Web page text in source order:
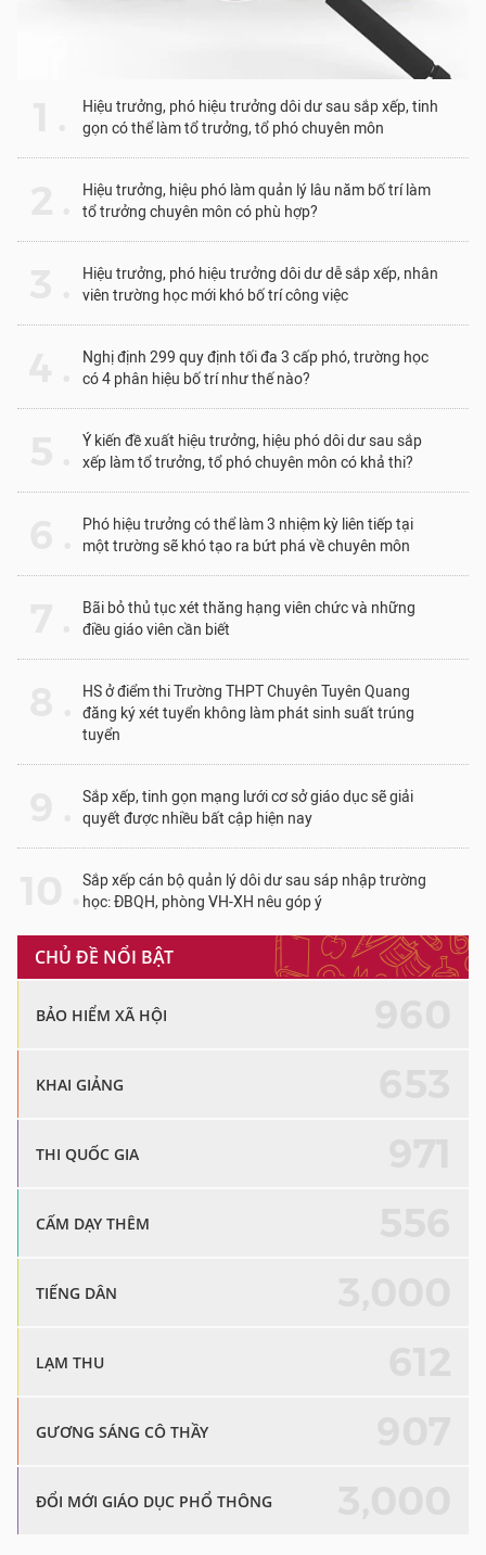
Hiệu trưởng, phó hiệu trưởng dôi dư sau sắp xếp, tinh
gọn có thể làm tổ trưởng, tổ phó chuyên môn
Hiệu trưởng, hiệu phó làm quản lý lâu năm bố trí làm
tổ trưởng chuyên môn có phù hợp?
Hiệu trưởng, phó hiệu trưởng dôi dư dễ sắp xếp, nhân
viên trường học mới khó bố trí công việc
Nghị định 299 quy định tối đa 3 cấp phó, trường học
có 4 phân hiệu bố trí như thế nào?
Ý kiến đề xuất hiệu trưởng, hiệu phó dôi dư sau sắp
xếp làm tổ trưởng, tổ phó chuyên môn có khả thi?
Phó hiệu trưởng có thể làm 3 nhiệm kỳ liên tiếp tại
một trường sẽ khó tạo ra bứt phá về chuyên môn
Bãi bỏ thủ tục xét thăng hạng viên chức và những
điều giáo viên cần biết
HS ở điểm thi Trường THPT Chuyên Tuyên Quang
đăng ký xét tuyển không làm phát sinh suất trúng
tuyển
Sắp xếp, tinh gọn mạng lưới cơ sở giáo dục sẽ giải
quyết được nhiều bất cập hiện nay
Sắp xếp cán bộ quản lý dôi dư sau sáp nhập trường
học: ĐBQH, phòng VH-XH nêu góp ý
CHỦ ĐỀ NỔI BẬT
BẢO HIỂM XÃ HỘI
KHAI GIẢNG
THI QUỐC GIA
CẤM DẠY THÊM
TIẾNG DÂN
LẠM THU
GƯƠNG SÁNG CÔ THẦY
ĐỔI MỚI GIÁO DỤC PHỔ THÔNG